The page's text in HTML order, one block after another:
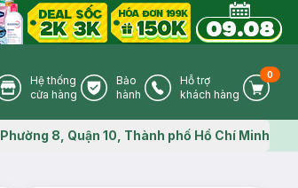
Store Icon
Hệ thống
cửa hàng
Warranty Icon
Bảo
hành
Phone Icon
Hỗ trợ
khách hàng
Cart
0
Map icon
Phường 8, Quận 10, Thành phố Hồ Chí Minh